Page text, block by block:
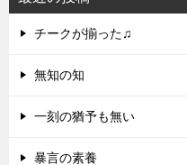
チークが揃った♫
無知の知
一刻の猶予も無い
暴言の素養